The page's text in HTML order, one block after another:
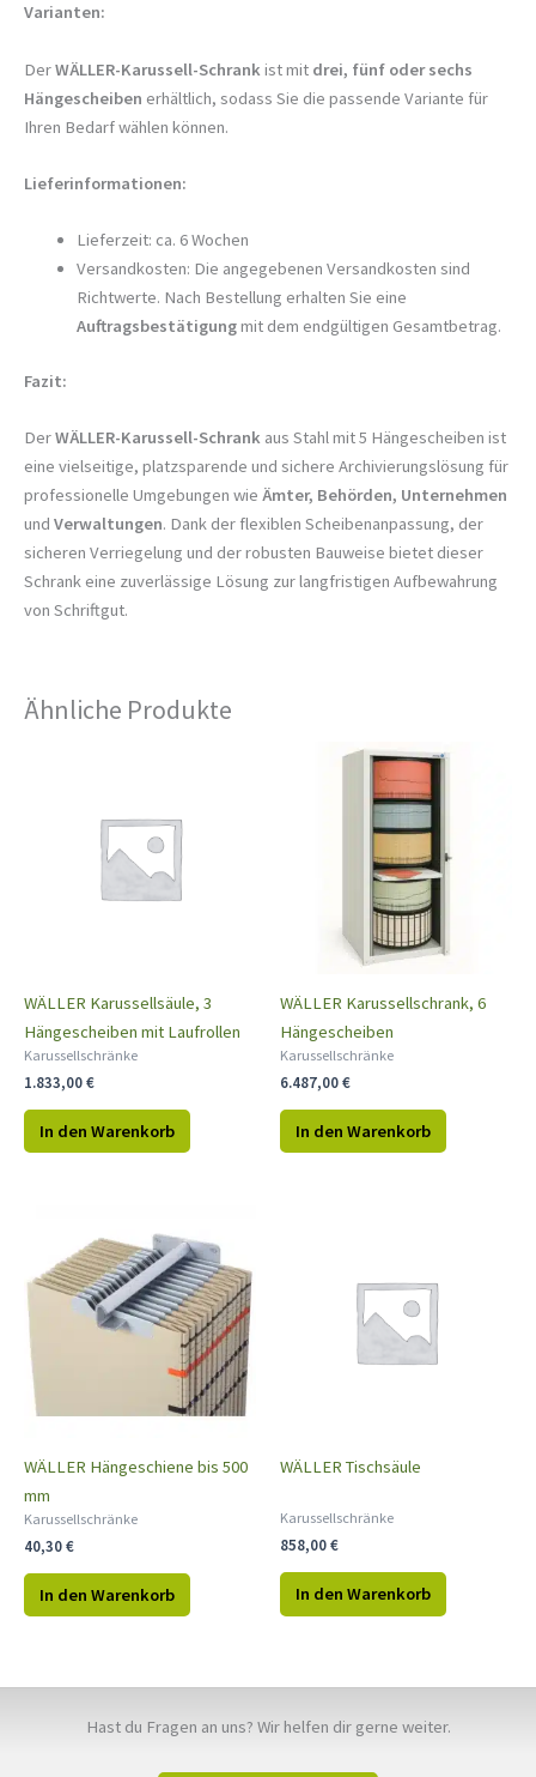
Varianten:
DerWÄLLER-Karussell-Schrank ist mit drei, fünf oder sechs
Hängescheiben erhältlich, sodass Sie die passende Variante für
Ihren Bedarf wählen können.
Lieferinformationen:
Lieferzeit: ca. 6 Wochen
Versandkosten: Die angegebenen Versandkosten sind
Richtwerte. Nach Bestellung erhalten Sie eine
Auftragsbestätigungmit dem endgültigen Gesamtbetrag.
Fazit:
DerWÄLLER-Karussell-Schrank aus Stahl mit 5 Hängescheiben ist
eine vielseitige, platzsparende und sichere Archivierungslösung für
professionelle Umgebungen wie Ämter, Behörden, Unternehmen
und Verwaltungen. Dank der flexiblen Scheibenanpassung, der
sicheren Verriegelung und der robusten Bauweise bietet dieser
Schrank eine zuverlässige Lösung zur langfristigen Aufbewahrung
von Schriftgut.
Ähnliche Produkte
WÄLLER Karussellsäule, 3
Hängescheiben mit Laufrollen
Karussellschränke
1.833,00€
In den Warenkorb
WÄLLER Karussellschrank, 6
Hängescheiben
Karussellschränke
6.487,00€
In den Warenkorb
WÄLLER Hängeschiene bis 500
mm
Karussellschränke
40,30€
In den Warenkorb
WÄLLER Tischsäule
Karussellschränke
858,00€
In den Warenkorb
Hast du Fragen an uns? Wir helfen dir gerne weiter.